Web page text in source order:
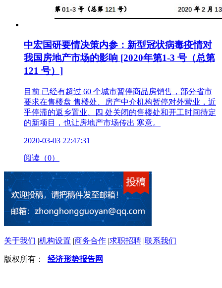
中宏国研要情决策内参：新型冠状病毒疫情对
我国房地产市场的影响 [2020年第1-3 号（总第
121 号）]
目前 已经有超过 60 个城市暂停商品房销售，部分省市
要求在售楼盘 售楼处、房产中介机构暂停对外营业，近
乎停滞的返乡置业、四 处关闭的售楼处和开工时间待定
的新项目，也让房地产市场传出 寒意。
2020-03-03 22:47:31
阅读（0）
关于我们 |机构设置 |商务合作 |求职招聘 |联系我们
版权所有： 经济形势报告网